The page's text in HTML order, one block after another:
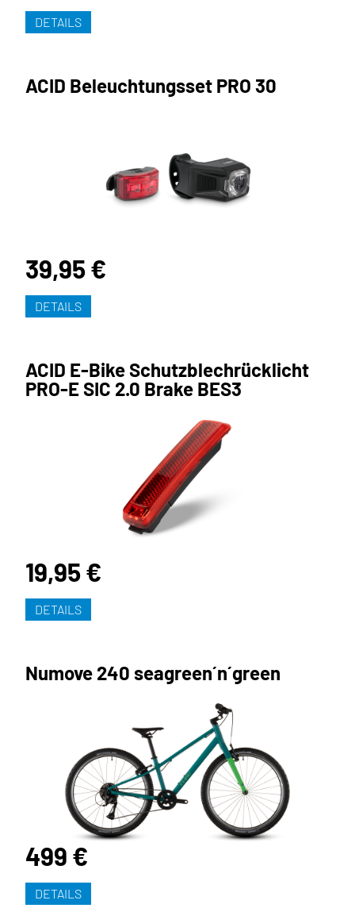
DETAILS
ACID Beleuchtungsset PRO 30
39,95 €
DETAILS
ACID E-Bike Schutzblechrücklicht
PRO-E SIC 2.0 Brake BES3
19,95 €
DETAILS
Numove 240 seagreen´n´green
499 €
DETAILS